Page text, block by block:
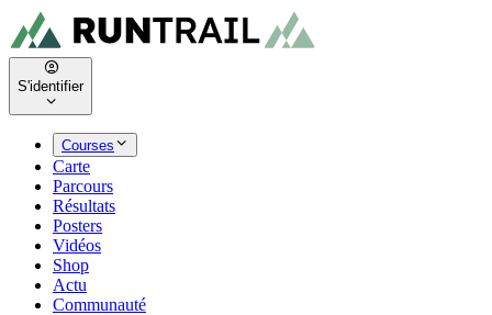
S'identifier
Courses
Carte
Parcours
Résultats
Posters
Vidéos
Shop
Actu
Communauté